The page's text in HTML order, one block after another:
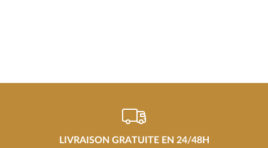
LIVRAISON GRATUITE EN 24/48H